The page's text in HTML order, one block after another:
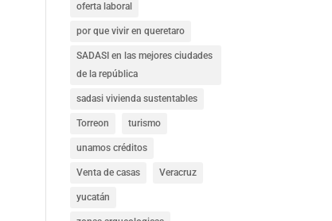
oferta laboral
por que vivir en queretaro
SADASI en las mejores ciudades
de la república
sadasi vivienda sustentables
Torreon turismo
unamos créditos
Venta de casas Veracruz
yucatán